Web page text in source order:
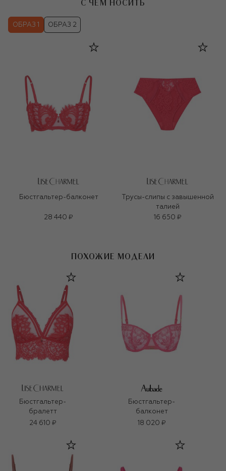
С ЧЕМ НОСИТЬ
ОБРАЗ 1 ОБРАЗ 2
Бюстгальтер-балконет
28 440 ₽
Трусы-слипы с завышенной
талией
16 650 ₽
ПОХОЖИЕ МОДЕЛИ
Бюстгальтер-
бралетт
24 610 ₽
Бюстгальтер-
балконет
18 020 ₽